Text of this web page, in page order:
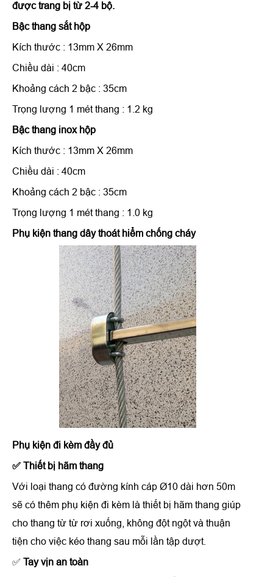
được trang bị từ 2-4 bộ.
Bậc thang sắt hộp
Kích thước : 13mm X 26mm
Chiều dài : 40cm
Khoảng cách 2 bậc : 35cm
Trọng lượng 1 mét thang : 1.2 kg
Bậc thang inox hộp
Kích thước : 13mm X 26mm
Chiều dài : 40cm
Khoảng cách 2 bậc : 35cm
Trọng lượng 1 mét thang : 1.0 kg
Phụ kiện thang dây thoát hiểm chống cháy
Phụ kiện đi kèm đầy đủ
✅ Thiết bị hãm thang
Với loại thang có đường kính cáp Ø10 dài hơn 50m
sẽ có thêm phụ kiện đi kèm là thiết bị hãm thang giúp
cho thang từ từ rơi xuống, không đột ngột và thuận
tiện cho việc kéo thang sau mỗi lần tập dượt.
✅ Tay vịn an toàn